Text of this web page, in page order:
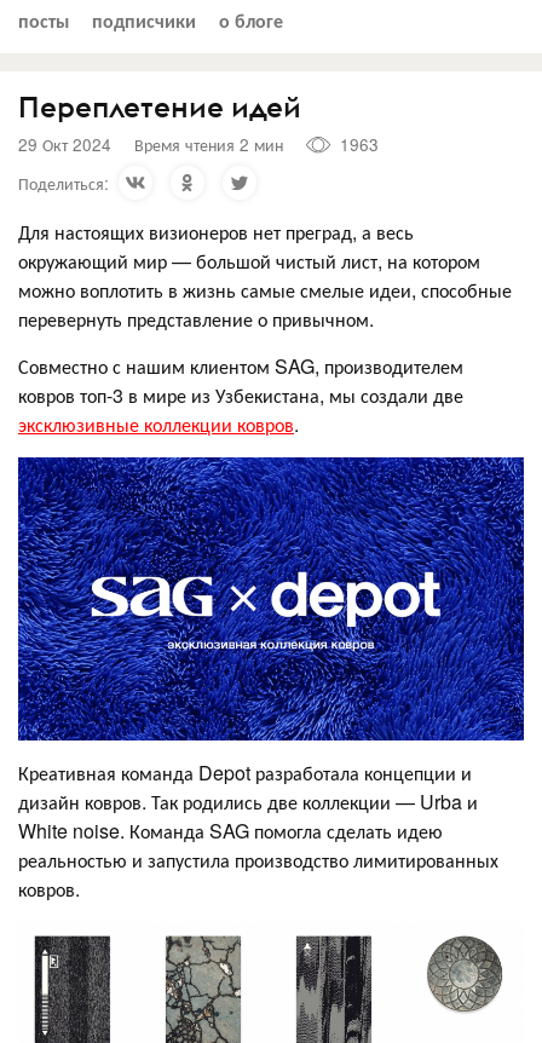
посты подписчики о блоге
Переплетение идей
29 Окт 2024 Время чтения 2 мин
1963
Поделиться:
Для настоящих визионеров нет преград, а весь
окружающий мир — большой чистый лист, на котором
можно воплотить в жизнь самые смелые идеи, способные
перевернуть представление о привычном.
Совместно с нашим клиентом SAG, производителем
ковров топ-3 в мире из Узбекистана, мы создали две
эксклюзивные коллекции ковров.
Креативная команда Depot разработала концепции и
дизайн ковров. Так родились две коллекции — Urba и
White noise. Команда SAG помогла сделать идею
реальностью и запустила производство лимитированных
ковров.